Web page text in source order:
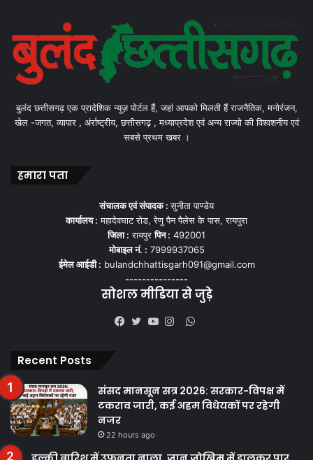
बुलंद छत्तीसगढ़ एक प्रादेशिक न्यूज़ पोर्टल हैं, जहां आपको मिलती हैं राजनैतिक, मनोरंजन,
खेल -जगत, व्यापार , अंर्राष्ट्रीय, छत्तीसगढ़ , मध्याप्रदेश एवं अन्य राज्यो की विश्वशनीय एवं
सबसे प्रथम खबर ।
हमारा पता
संचालक एवं संपादक :सुनीता पाण्डेय
कार्यालय : महादेवघाट रोड, रेणु पैन पैलेस के पास, रायपुरा
जिला : रायपुरपिन : 492001
मोबाइल नं. : 7999937065
ईमेल आईडी : bulandchhattisgarh091@gmail.com
---------------
सोशल मीडिया से जुड़े
WhatsApp
Recent Posts
संसद मानसून सत्र 2026: सरकार-विपक्ष में
टकराव जारी, कई अहम विधेयकों पर रहेगी
नजर
22 hours ago